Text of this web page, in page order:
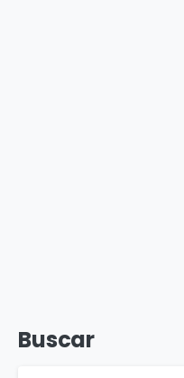
Buscar